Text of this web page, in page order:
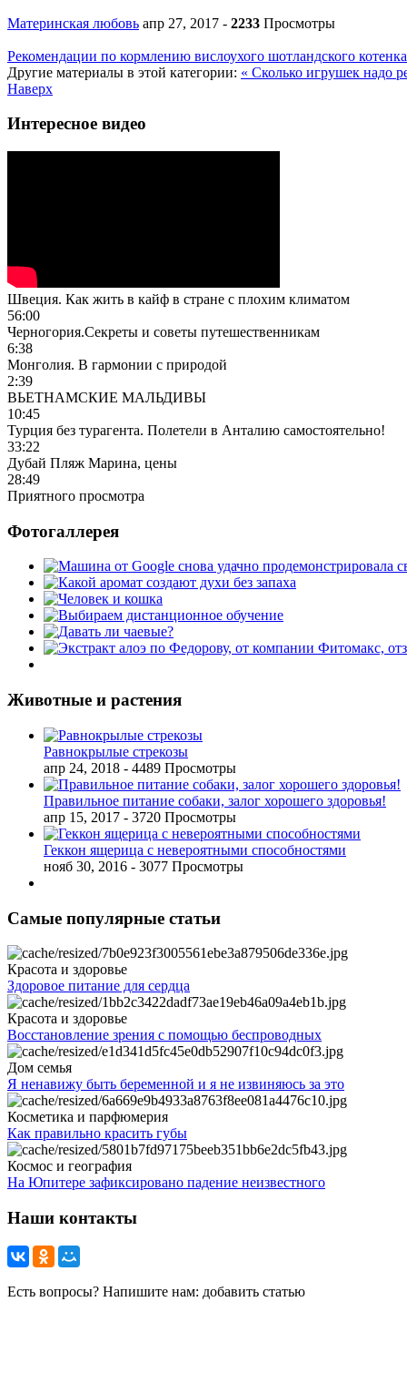
Материнская любовь апр 27, 2017 - 2233 Просмотры
Рекомендации по кормлению вислоухого шотландского котенка
Другие материалы в этой категории: « Сколько игрушек надо
Наверх
Интересное видео
Швеция. Как жить в кайф в стране с плохим климатом
56:00
Черногория.Секреты и советы путешественникам
6:38
Монголия. В гармонии с природой
2:39
ВЬЕТНАМСКИЕ МАЛЬДИВЫ
10:45
Турция без турагента. Полетели в Анталию самостоятельно!
33:22
Дубай Пляж Марина, цены
28:49
Приятного просмотра
Фотогаллерея
Животные и растения
Равнокрылые стрекозы
апр 24, 2018 - 4489 Просмотры
Правильное питание собаки, залог хорошего здоровья!
апр 15, 2017 - 3720 Просмотры
Геккон ящерица с невероятными способностями
нояб 30, 2016 - 3077 Просмотры
Самые популярные статьи
Красота и здоровье
Здоровое питание для сердца
Красота и здоровье
Восстановление зрения с помощью беспроводных
Дом семья
Я ненавижу быть беременной и я не извиняюсь за это
Косметика и парфюмерия
Как правильно красить губы
Космос и география
На Юпитере зафиксировано падение неизвестного
Наши контакты
Есть вопросы? Напишите нам: добавить статью